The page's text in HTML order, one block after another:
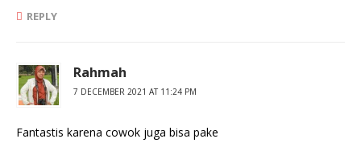
REPLY
Rahmah
7 DECEMBER 2021 AT 11:24 PM
Fantastis karena cowok juga bisa pake